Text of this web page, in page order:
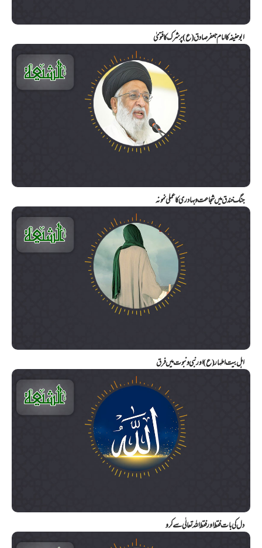
ابو حنیفہ کا امام جعفر صادق (ع) پر شرک کا فتویٰ
جنگ خندق میں شجاعت و بہادری کا عملی نمونہ
اہل بیت اطہار (ع) اور نبی و نبوت میں فرق
دل کی بات فقط اور فقط اللہ تعالٰی سے کرو